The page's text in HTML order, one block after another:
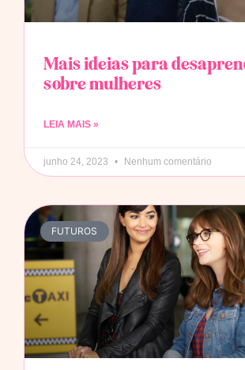
Mais ideias para
sobre mulheres
LEIA MAIS »
junho 24, 2023 Nenhum comentário
FUTUROS